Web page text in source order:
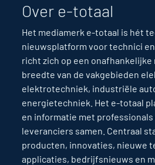
Over e-totaal
Het mediamerk e-totaal is hét
nieuwsplatform voor technici
richt zich op een onafhankelijke
breedte van de vakgebieden
elektrotechniek, industriële
energietechniek. Het e-totaal
en informatie met
leveranciers samen. Centraal
producten, innovaties, nieuwe
applicaties, bedrijfsnieuws en